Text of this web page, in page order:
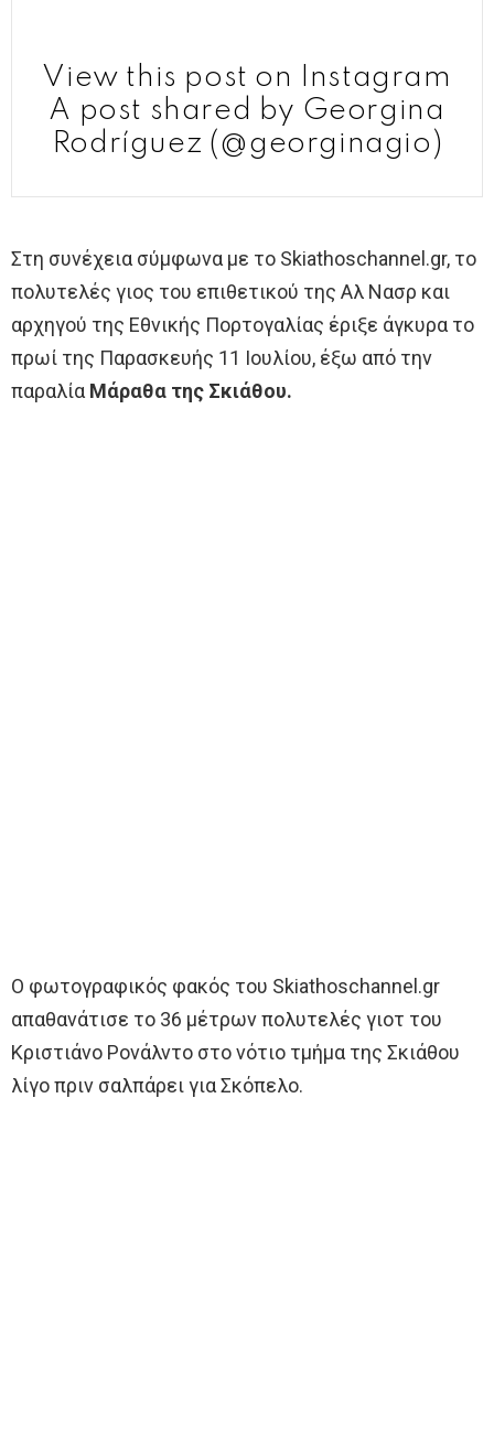
View this post on Instagram
A post shared by Georgina
Rodríguez (@georginagio)
Στη συνέχεια σύμφωνα με το Skiathoschannel.gr, το
πολυτελές γιος του επιθετικού της Αλ Νασρ και
αρχηγού της Εθνικής Πορτογαλίας έριξε άγκυρα το
πρωί της Παρασκευής 11 Ιουλίου, έξω από την
παραλία Μάραθα της Σκιάθου.
Ο φωτογραφικός φακός του Skiathoschannel.gr
απαθανάτισε το 36 μέτρων πολυτελές γιοτ του
Κριστιάνο Ρονάλντο στο νότιο τμήμα της Σκιάθου
λίγο πριν σαλπάρει για Σκόπελο.